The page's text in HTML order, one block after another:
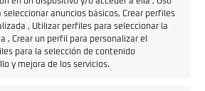
anuncios básicos, Crear perfiles
, Utilizar perfiles para seleccionar la
, Crear un perfil para personalizar el
para la selección de contenido
y mejora de los servicios.
arranque keyless ypantalla
cuadro de mandos con
tamaño de 5 pulgadas. Como el
de la marca, cuenta con mandos